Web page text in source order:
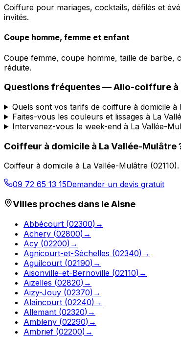
Coiffure pour mariages, cocktails, défilés et
invités.
Coupe homme, femme et enfant
Coupe femme, coupe homme, taille de barbe,
réduite.
Questions fréquentes —Allo-coiffure à
Quels sont vos tarifs de coiffure à domicile à
Faites-vous les couleurs et lissages à La
Intervenez-vous le week-end à La Vallée-
Coiffeur à domicile à La Vallée-Mulâtre
Coiffeur à domicile à La Vallée-Mulâtre (02110).
09 72 65 13 15Demander un devis gratuit
Villes proches dans leAisne
Abbécourt (02300) →
Achery (02800) →
Acy (02200) →
Agnicourt-et-Séchelles (02340) →
Aguilcourt (02190) →
Aisonville-et-Bernoville (02110) →
Aizelles (02820) →
Aizy-Jouy (02370) →
Alaincourt (02240) →
Allemant (02320) →
Ambleny (02290) →
Ambrief (02200) →